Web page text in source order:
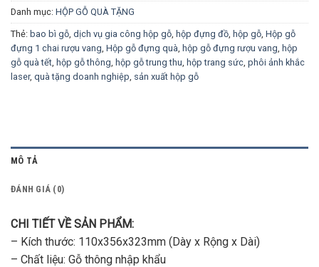
Danh mục: HỘP GỖ QUÀ TẶNG
Thẻ: bao bì gỗ dịch vụ gia công hộp gỗ hộp đựng đồ hộp gỗ Hộp gỗ
đựng 1 chai rượu vang Hộp gỗ đựng quà hộp gỗ đựng rượu vang hộp
gỗ quà tết hộp gỗ thông hộp gỗ trung thu hộp trang sức phôi ảnh khắc
laser, quà tặng doanh nghiệp sản xuất hộp gỗ
MÔ TẢ
ĐÁNH GIÁ (0)
CHI TIẾT VỀ SẢN PHẨM:
– Kích thước: 110x356x323mm (Dày x Rộng x Dài)
– Chất liệu: Gỗ thông nhập khẩu